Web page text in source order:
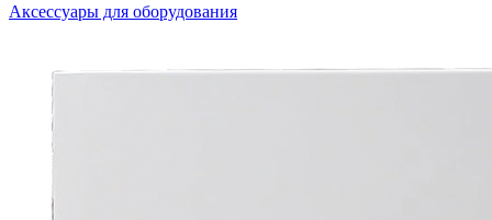
Аксессуары для оборудования